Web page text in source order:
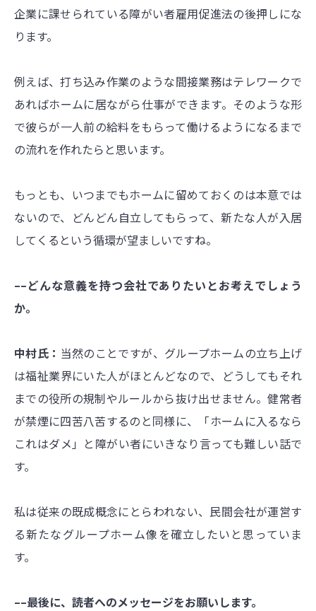
企業に課せられている障がい者雇用促進法の後押しにな
ります。
例えば、打ち込み作業のような間接業務はテレワークで
あればホームに居ながら仕事ができます。そのような形
で彼らが一人前の給料をもらって働けるようになるまで
の流れを作れたらと思います。
もっとも、いつまでもホームに留めておくのは本意では
ないので、どんどん自立してもらって、新たな人が入居
してくるという循環が望ましいですね。
––どんな意義を持つ会社でありたいとお考えでしょう
か。
中村氏： 当然のことですが、グループホームの立ち上げ
は福祉業界にいた人がほとんどなので、どうしてもそれ
までの役所の規制やルールから抜け出せません。健常者
が禁煙に四苦八苦するのと同様に、「ホームに入るなら
これはダメ」と障がい者にいきなり言っても難しい話で
す。
私は従来の既成概念にとらわれない、民間会社が運営す
る新たなグループホーム像を確立したいと思っていま
す。
––最後に、読者へのメッセージをお願いします。